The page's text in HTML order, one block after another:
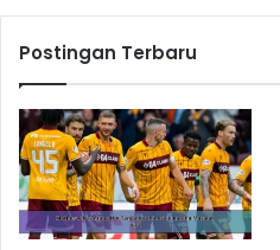
Postingan Terbaru